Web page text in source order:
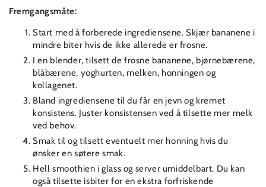
Fremgangsmåte:⁠
Start med å forberede ingrediensene. Skjær bananene i
mindre biter hvis de ikke allerede er frosne.⁠
I en blender, tilsett de frosne bananene, bjørnebærene,
blåbærene, yoghurten, melken, honningen og
kollagenet.⁠
Bland ingrediensene til du får en jevn og kremet
konsistens. Juster konsistensen ved å tilsette mer melk
ved behov.⁠
Smak til og tilsett eventuelt mer honning hvis du
ønsker en søtere smak.⁠
Hell smoothien i glass og server umiddelbart. Du kan
også tilsette isbiter for en ekstra forfriskende